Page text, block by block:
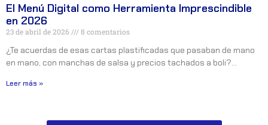
El Menú Digital como Herramienta Imprescindible
en 2026
23 de abril de 2026 8 comentarios
¿Te acuerdas de esas cartas plastificadas que pasaban de mano
en mano, con manchas de salsa y precios tachados a boli?…
Leer más »